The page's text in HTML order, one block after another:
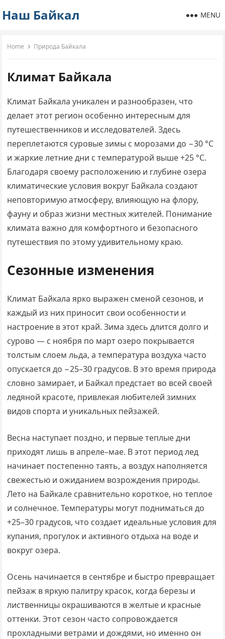
Наш Байкал MENU
Home Природа Байкала
Климат Байкала
Климат Байкала уникален и разнообразен, что
делает этот регион особенно интересным для
путешественников и исследователей. Здесь
переплетаются суровые зимы с морозами до −30 °C
и жаркие летние дни с температурой выше +25 °C.
Благодаря своему расположению и глубине озера
климатические условия вокруг Байкала создают
неповторимую атмосферу, влияющую на флору,
фауну и образ жизни местных жителей. Понимание
климата важно для комфортного и безопасного
путешествия по этому удивительному краю.
Сезонные изменения
Климат Байкала ярко выражен сменой сезонов, и
каждый из них приносит свои особенности и
настроение в этот край. Зима здесь длится долго и
сурово — с ноября по март озеро покрывается
толстым слоем льда, а температура воздуха часто
опускается до −25–30 градусов. В это время природа
словно замирает, и Байкал предстает во всей своей
ледяной красоте, привлекая любителей зимних
видов спорта и уникальных пейзажей.
Весна наступает поздно, и первые теплые дни
приходят лишь в апреле–мае. В этот период лед
начинает постепенно таять, а воздух наполняется
свежестью и ожиданием возрождения природы.
Лето на Байкале сравнительно короткое, но теплое
и солнечное. Температуры могут подниматься до
+25–30 градусов, что создает идеальные условия для
купания, прогулок и активного отдыха на воде и
вокруг озера.
Осень начинается в сентябре и быстро превращает
пейзаж в яркую палитру красок, когда березы и
лиственницы окрашиваются в желтые и красные
оттенки. Этот сезон часто сопровождается
прохладными ветрами и дождями, но именно он